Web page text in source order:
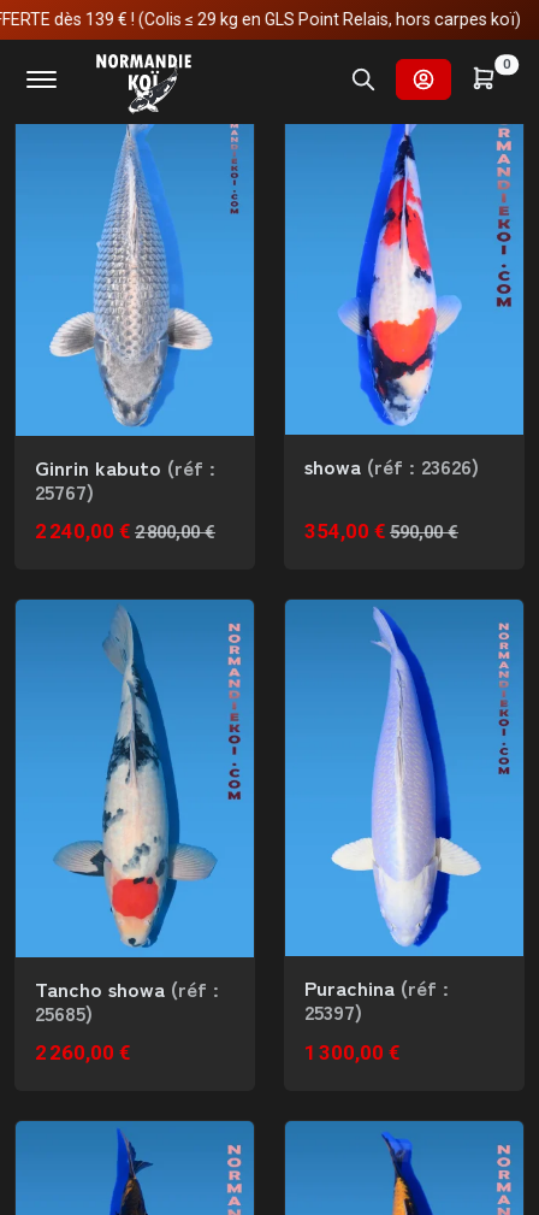
139 € ! (Colis ≤ 29 kg en GLS Point Relais, hors carpes koï)
0
Signifie littéralement "trois ans"
Ginrin kabuto (réf :
25767)
2 240,00 € 2 800,00 €
showa (réf : 23626)
354,00 € 590,00 €
Tancho showa (réf :
25685)
2 260,00 €
Purachina (réf :
25397)
1 300,00 €